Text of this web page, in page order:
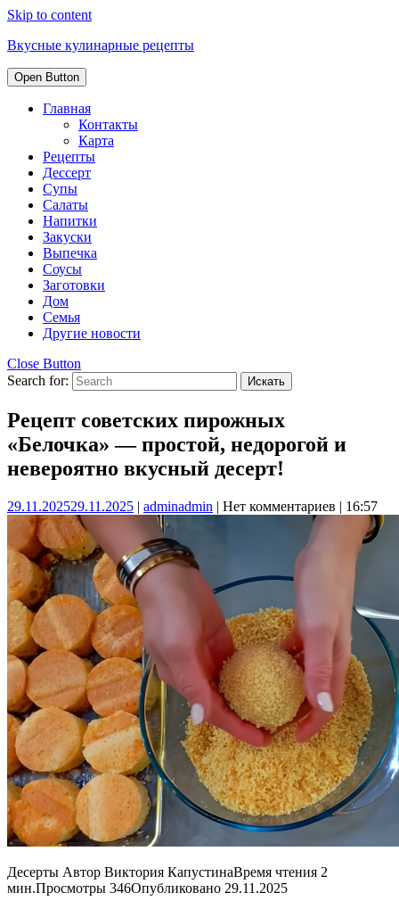
Skip to content
Вкусные кулинарные рецепты
Open Button
Главная
Контакты
Карта
Рецепты
Дессерт
Супы
Салаты
Напитки
Закуски
Выпечка
Соусы
Заготовки
Дом
Семья
Другие новости
Close Button
Search for:
Рецепт советских пирожных
«Белочка» — простой, недорогой и
невероятно вкусный десерт!
29.11.202529.11.2025 | adminadmin | Нет комментариев | 16:57
Десерты Автор Виктория КапустинаВремя чтения 2
мин.Просмотры 346Опубликовано 29.11.2025